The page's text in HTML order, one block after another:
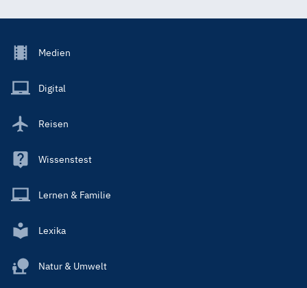
Footer
Main
Medien
Digital
Reisen
Wissenstest
Lernen & Familie
Lexika
Natur & Umwelt